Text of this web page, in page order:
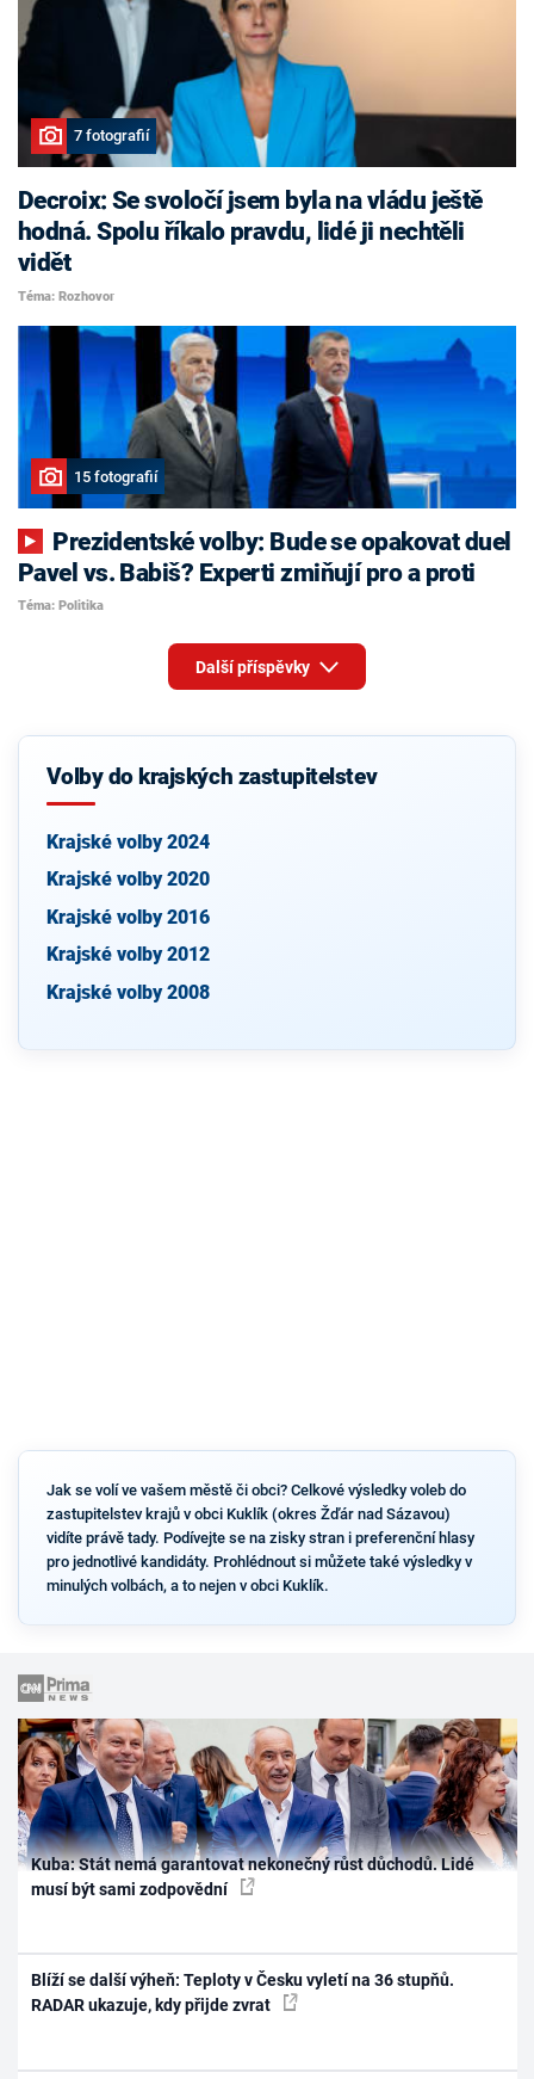
7 fotografií
Decroix: Se svoločí jsem byla na vládu ještě
hodná. Spolu říkalo pravdu, lidé ji nechtěli
vidět
Téma: Rozhovor
15 fotografií
Pavel vs. Babiš? Experti zmiňují pro a proti
Téma: Politika
Další příspěvky
Volby do krajských zastupitelstev
Krajské volby 2024
Krajské volby 2020
Krajské volby 2016
Krajské volby 2012
Krajské volby 2008
Jak se volí ve vašem městě či obci? Celkové výsledky voleb do
zastupitelstev krajů v obci Kuklík (okres Žďár nad Sázavou)
vidíte právě tady. Podívejte se na zisky stran i preferenční hlasy
pro jednotlivé kandidáty. Prohlédnout si můžete také výsledky v
minulých volbách, a to nejen v obci Kuklík.
Kuba: Stát nemá garantovat nekonečný růst důchodů. Lidé
musí být sami zodpovědní
Blíží se další výheň: Teploty v Česku vyletí na 36 stupňů.
RADAR ukazuje, kdy přijde zvrat